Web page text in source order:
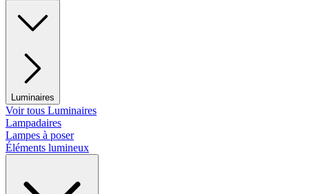
Luminaires
Voir tous Luminaires
Lampadaires
Lampes à poser
Éléments lumineux